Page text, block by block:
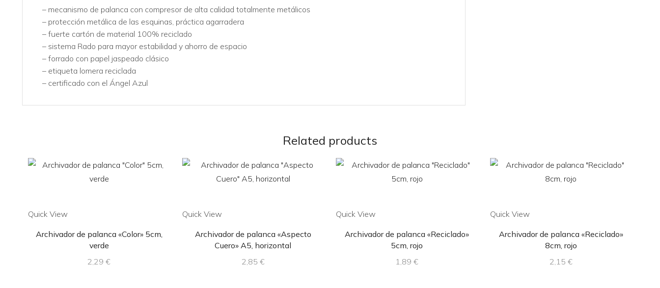
– mecanismo de palanca con compresor de alta calidad totalmente metálicos
– protección metálica de las esquinas, práctica agarradera
– fuerte cartón de material 100% reciclado
– sistema Rado para mayor estabilidad y ahorro de espacio
– forrado con papel jaspeado clásico
– etiqueta lomera reciclada
– certificado con el Ángel Azul
Related products
Quick View
Archivador de palanca «Color» 5cm,
verde
2,29€
Quick View
Archivador de palanca «Aspecto
Cuero» A5, horizontal
2,85 €
Quick View
Archivador de palanca «Reciclado»
5cm, rojo
1,89€
Quick View
Archivador de palanca «Reciclado»
8cm, rojo
2,15 €